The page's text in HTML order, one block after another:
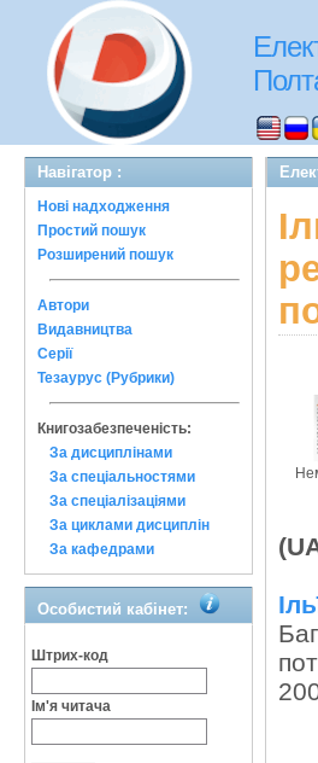
Навігатор :
Нові надходження
Простий пошук
Розширений пошук
Автори
Видавництва
Серії
Тезаурус (Рубрики)
Книгозабезпеченість:
За дисциплінами
За спеціальностями
За спеціалізаціями
За циклами дисциплін
За кафедрами
Особистий кабінет:
Штрих-код
Ім'я читача